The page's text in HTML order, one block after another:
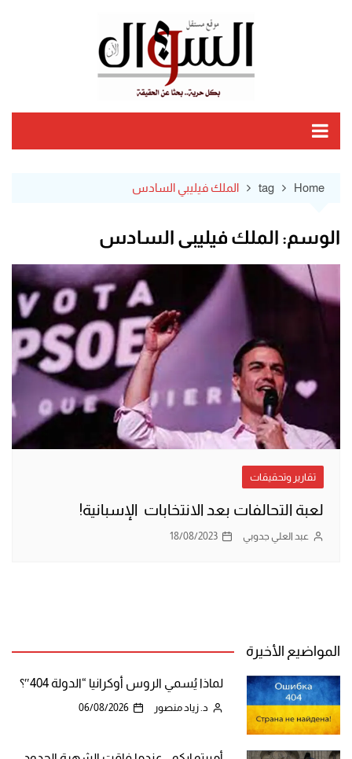
Home
tag الملك فيليبي السادس
الوسم: الملك فيليبي السادس
تقارير وتحقيقات
لعبة التحالفات بعد الانتخابات الإسبانية!
عبد العلي جدوبي 18/08/2023
المواضيع الأخيرة
لماذا يُسمي الروس أوكرانيا “الدولة 404″؟
د. زياد منصور 06/08/2026